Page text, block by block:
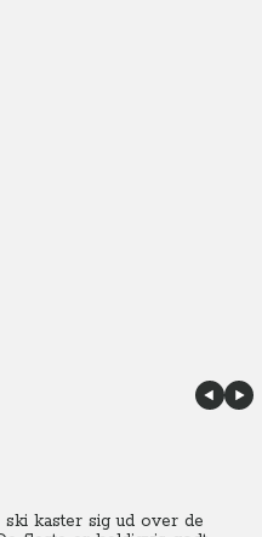
kaster sig ud over de